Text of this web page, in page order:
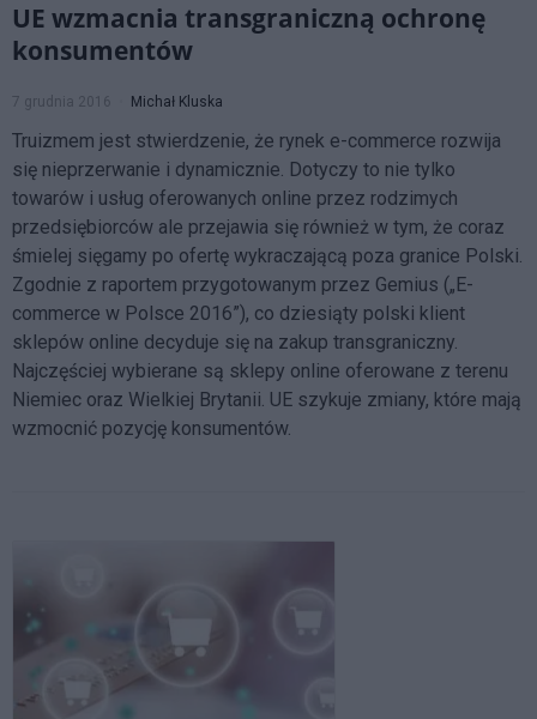
UE wzmacnia transgraniczną ochronę
konsumentów
7 grudnia 2016 Michał Kluska
Truizmem jest stwierdzenie, że rynek e-commerce rozwija
się nieprzerwanie i dynamicznie. Dotyczy to nie tylko
towarów i usług oferowanych online przez rodzimych
przedsiębiorców ale przejawia się również w tym, że coraz
śmielej sięgamy po ofertę wykraczającą poza granice Polski.
Zgodnie z raportem przygotowanym przez Gemius („E-
commerce w Polsce 2016”), co dziesiąty polski klient
sklepów online decyduje się na zakup transgraniczny.
Najczęściej wybierane są sklepy online oferowane z terenu
Niemiec oraz Wielkiej Brytanii. UE szykuje zmiany, które mają
wzmocnić pozycję konsumentów.